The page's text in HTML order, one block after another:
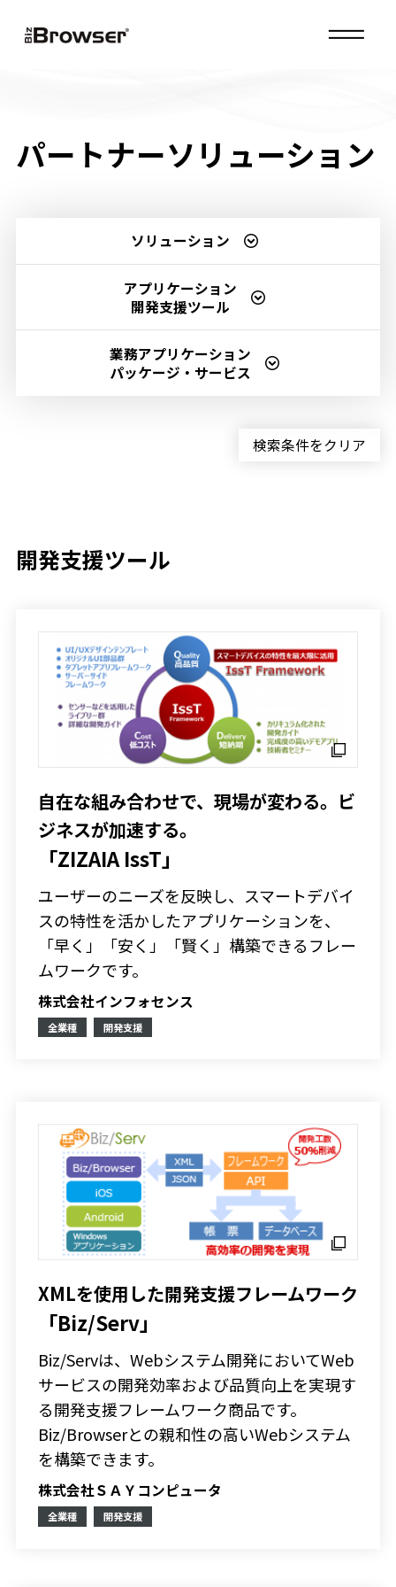
MENU
パートナーソリューション
ソリューション
アプリケーション
開発支援ツール
業務アプリケーション
パッケージ・サービス
検索条件をクリア
開発支援ツール
自在な組み合わせで、現場が変わる。ビ
ジネスが加速する。
「ZIZAIA IssT」
ユーザーのニーズを反映し、スマートデバイ
スの特性を活かしたアプリケーションを、
「早く」「安く」「賢く」構築できるフレー
ムワークです。
株式会社インフォセンス
全業種 開発支援
XMLを使用した開発支援フレームワーク
「Biz/Serv」
Biz/Servは、Webシステム開発においてWeb
サービスの開発効率および品質向上を実現す
る開発支援フレームワーク商品です。
Biz/Browserとの親和性の高いWebシステム
を構築できます。
株式会社ＳＡＹコンピュータ
全業種 開発支援